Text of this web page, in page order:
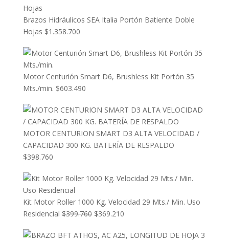
Brazos Hidráulicos SEA Italia Portón Batiente Doble
Hojas $1.358.700
Motor Centurión Smart D6, Brushless Kit Portón 35
Mts./min. $603.490
MOTOR CENTURION SMART D3 ALTA VELOCIDAD /
CAPACIDAD 300 KG. BATERÍA DE RESPALDO
$398.760
Kit Motor Roller 1000 Kg. Velocidad 29 Mts./ Min. Uso
Residencial $399.760 El
original
$369.210El
actual